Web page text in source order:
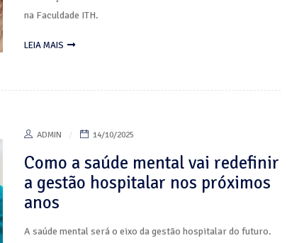
na Faculdade ITH.
LEIA MAIS
ADMIN 14/10/2025
Como a saúde mental vai redefinir
a gestão hospitalar nos próximos
anos
A saúde mental será o eixo da gestão hospitalar do futuro.